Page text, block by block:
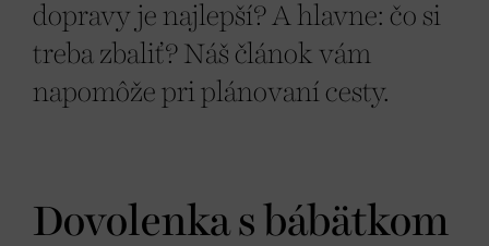
dopravy je najlepší? A hlavne: čo si
treba zbaliť? Náš článok vám
napomôže pri plánovaní cesty.
Dovolenka s bábätkom